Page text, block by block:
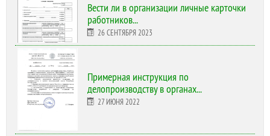
Вести ли в организации личные карточки
работников...
26 СЕНТЯБРЯ 2023
Примерная инструкция по
делопроизводству в органах...
27 ИЮНЯ 2022